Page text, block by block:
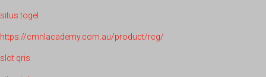
situs togel
https://cmnlacademy.com.au/product/rcg/
slot qris